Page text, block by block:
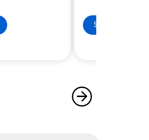
SCHEDA